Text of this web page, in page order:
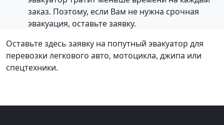
заказ. Поэтому, если Вам не нужна срочная
эвакуация, оставьте заявку.
Оставьте здесь заявку на попутный эвакуатор для
перевозки легкового авто, мотоцикла, джипа или
спецтехники.